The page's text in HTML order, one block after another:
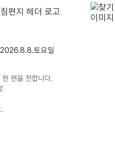
2026.8.8.토요일
한 편을 전합니다.